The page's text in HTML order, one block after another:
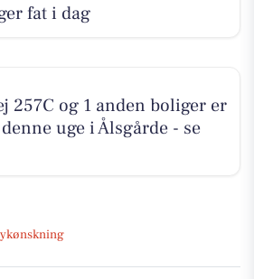
fat i dag
257C og 1 anden boliger er
uge i Ålsgårde - se